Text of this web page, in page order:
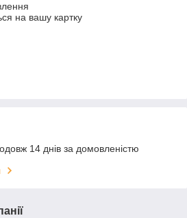
на вашу картку
14 днів за домовленістю